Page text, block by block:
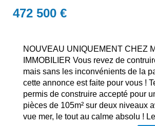
472 500 €
NOUVEAU UNIQUEMENT CHEZ
IMMOBILIER Vous revez de
mais sans les inconvénients de la
cette annonce est faite pour vous !
permis de construire accepté pour
pièces de 105m² sur deux niveaux
vue mer, le tout au calme absolu !